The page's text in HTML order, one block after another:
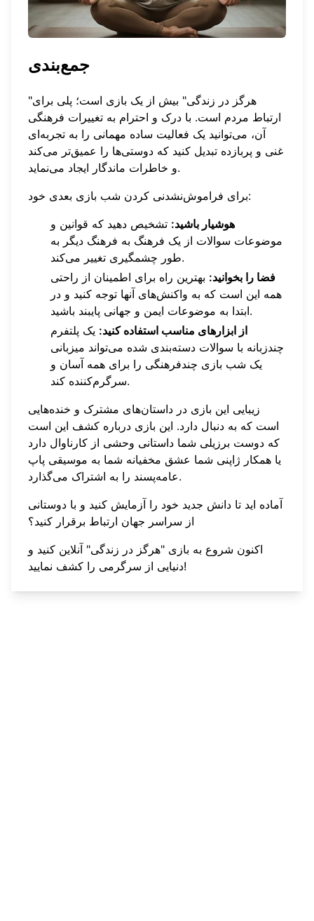
جمع‌بندی
"هرگز در زندگی" بیش از یک بازی است؛ پلی برای
ارتباط مردم است. با درک و احترام به تغییرات فرهنگی
آن، می‌توانید یک فعالیت ساده مهمانی را به تجربه‌ای
غنی و پربازده تبدیل کنید که دوستی‌ها را عمیق‌تر می‌کند
و خاطرات ماندگار ایجاد می‌نماید.
برای فراموش‌نشدنی کردن شب بازی بعدی خود:
هوشیار باشید: تشخیص دهید که قوانین و
موضوعات سوالات از یک فرهنگ به فرهنگ دیگر به
طور چشمگیری تغییر می‌کند.
فضا را بخوانید: بهترین راه برای اطمینان از راحتی
همه این است که به واکنش‌های آنها توجه کنید و در
ابتدا به موضوعات ایمن و جهانی پایبند باشید.
از ابزارهای مناسب استفاده کنید: یک پلتفرم
چندزبانه با سوالات دسته‌بندی شده می‌تواند میزبانی
یک شب بازی چندفرهنگی را برای همه آسان و
سرگرم‌کننده کند.
زیبایی این بازی در داستان‌های مشترک و خنده‌هایی
است که به دنبال دارد. این بازی درباره کشف این است
که دوست برزیلی شما داستانی وحشی از کارناوال دارد
یا همکار ژاپنی شما عشق مخفیانه شما به موسیقی پاپ
عامه‌پسند را به اشتراک می‌گذارد.
آماده اید تا دانش جدید خود را آزمایش کنید و با دوستانی
از سراسر جهان ارتباط برقرار کنید؟
اکنون شروع به بازی "هرگز در زندگی" آنلاین کنید و
دنیایی از سرگرمی را کشف نمایید!